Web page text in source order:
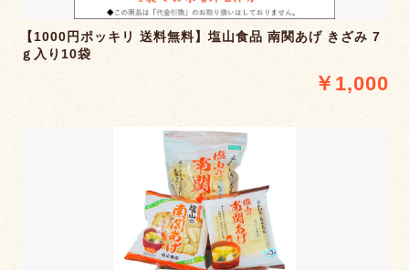
【1000円ポッキリ 送料無料】塩山食品 南関あげ きざみ 7
ｇ入り10袋
￥1,000